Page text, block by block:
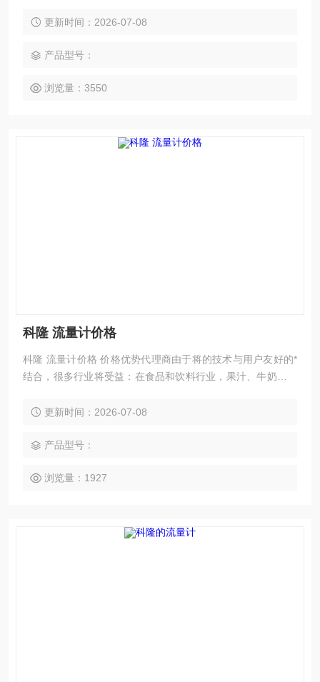
更新时间：2026-07-08
产品型号：
浏览量：3550
科隆 流量计价格
科隆 流量计价格 价格优势代理商由于将的技术与用户友好的*
结合，很多行业将受益：在食品和饮料行业，果汁、牛奶和酒
更新时间：2026-07-08
产品型号：
浏览量：1927